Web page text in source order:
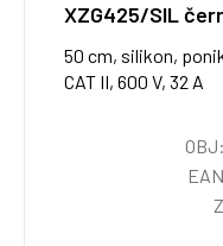
XZG425/SIL
50 cm, silikon,
CAT II, 600 V, 32 A